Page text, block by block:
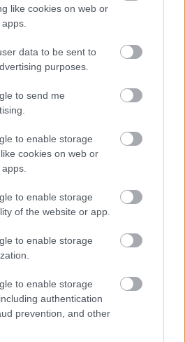
like cookies on web or
data to be sent to
purposes.
to send me
to enable storage
cookies on web or
to enable storage
of the website or app.
to enable storage
to enable storage
authentication
prevention, and other
is nagyon figyelni
pedig akár csak
jelent.
a válság miatt
2023-ban a piaci
lekövetésén különösen
az energiapiac körül is
mondhatjuk magunkat,